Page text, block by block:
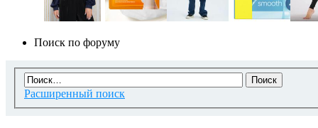
Поиск по форуму
Расширенный поиск